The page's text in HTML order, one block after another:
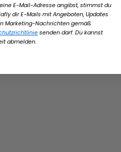
deinen Anbieter und
eSIM ganz einfach einrichten und
E-Mail-Adresse angibst, stimmst du
dir E-Mails mit Angeboten, Updates
Marketing-Nachrichten gemäß
senden darf. Du kannst
abmelden.